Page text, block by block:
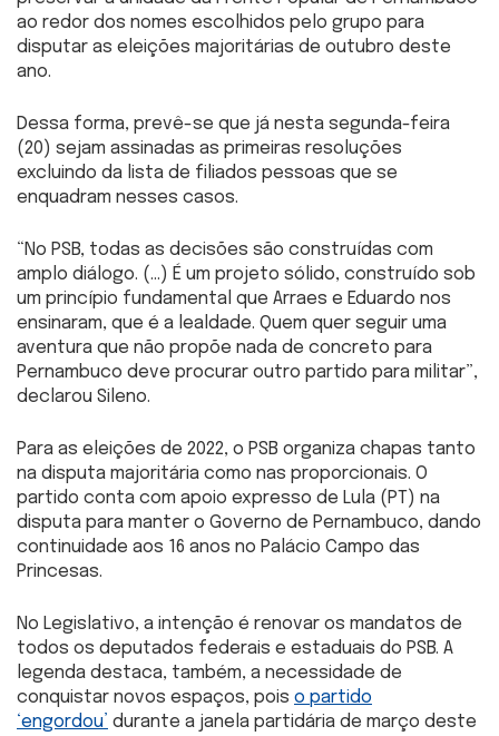
ao redor dos nomes escolhidos pelo grupo para
disputar as eleições majoritárias de outubro deste
ano.
Dessa forma, prevê-se que já nesta segunda-feira
(20) sejam assinadas as primeiras resoluções
excluindo da lista de filiados pessoas que se
enquadram nesses casos.
“No PSB, todas as decisões são construídas com
amplo diálogo. (…) É um projeto sólido, construído sob
um princípio fundamental que Arraes e Eduardo nos
ensinaram, que é a lealdade. Quem quer seguir uma
aventura que não propõe nada de concreto para
Pernambuco deve procurar outro partido para militar”,
declarou Sileno.
Para as eleições de 2022, o PSB organiza chapas tanto
na disputa majoritária como nas proporcionais. O
partido conta com apoio expresso de Lula (PT) na
disputa para manter o Governo de Pernambuco, dando
continuidade aos 16 anos no Palácio Campo das
Princesas.
No Legislativo, a intenção é renovar os mandatos de
todos os deputados federais e estaduais do PSB. A
legenda destaca, também, a necessidade de
conquistar novos espaços, pois o partido
‘engordou’ durante a janela partidária de março deste